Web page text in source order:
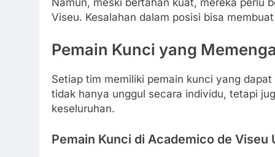
Viseu. Kesalahan dalam posisi bisa
Pemain Kunci yang
Setiap tim memiliki pemain kunci yang
tidak hanya unggul secara individu, tetapi
keseluruhan.
Pemain Kunci di Academico de Viseu